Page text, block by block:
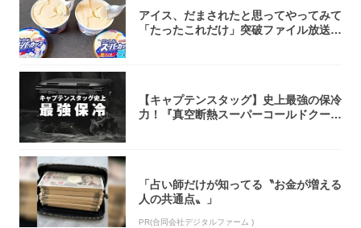
アイス、だまされたと思ってやってみて
「たったこれだけ」突破ファイル放送で
【キャプテンスタッグ】史上最強の保冷
力！『真空断熱スーパーコールドクーラ
「占い師だけが知ってる〝お金が増える
人の共通点〟」
PR(合同会社デジタルファーム )